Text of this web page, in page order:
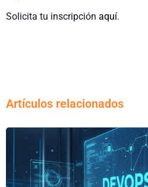
Solicita tu inscripción aquí.
Artículos relacionados